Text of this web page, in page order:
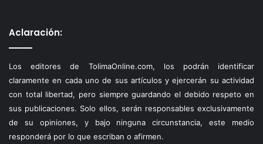
Aclaración:
Los editores de TolimaOnline.com, los podrán identificar
claramente en cada uno de sus artículos y ejercerán su actividad
con total libertad, pero siempre guardando el debido respeto en
sus publicaciones. Solo ellos, serán responsables exclusivamente
de su opiniones, y bajo ninguna circunstancia, este medio
responderá por lo que escriban o afirmen.